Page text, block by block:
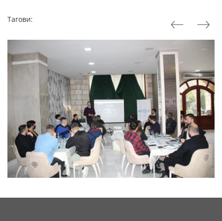
Тагови: